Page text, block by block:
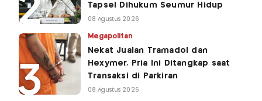
Tapsel Dihukum Seumur Hidup
08 Agustus 2026
Megapolitan
Nekat Jualan Tramadol dan
Hexymer, Pria Ini Ditangkap saat
Transaksi di Parkiran
08 Agustus 2026